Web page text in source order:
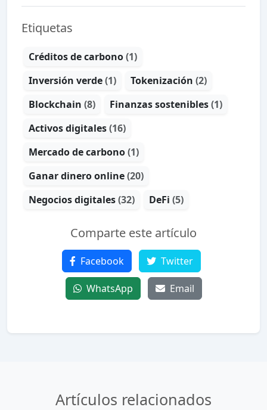
Etiquetas
Créditos de carbono(1)
Inversión verde(1) Tokenización (2)
Blockchain (8) Finanzas sostenibles(1)
Activos digitales(16)
Mercado de carbono(1)
Ganar dinero online(20)
Negocios digitales(32) DeFi (5)
Comparte este artículo
Facebook Twitter
WhatsApp Email
Artículos relacionados